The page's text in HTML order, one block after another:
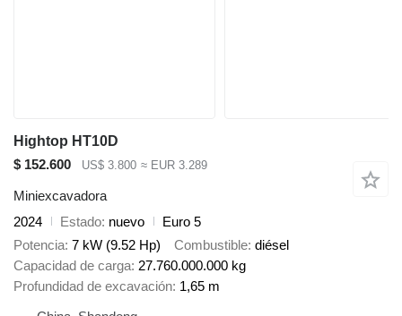
Hightop HT10D
$ 152.600
US$ 3.800 ≈ EUR 3.289
Miniexcavadora
2024
Estado nuevo
Euro 5
Potencia 7 kW (9.52 Hp) Combustible diésel
Capacidad de carga 27.760.000.000 kg
Profundidad de excavación 1,65 m